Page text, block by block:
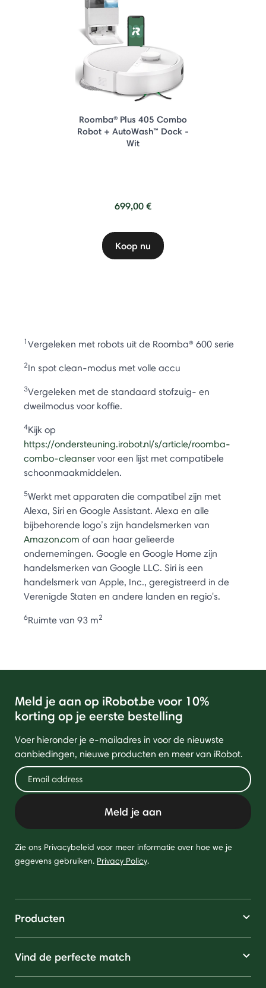
Roomba® Plus 405 Combo
Robot + AutoWash™ Dock -
Wit
699,00 €
Koop nu
1 Vergeleken met robots uit de Roomba® 600 serie
2In spot clean-modus met volle accu
3Vergeleken met de standaard stofzuig- en
dweilmodus voor koffie.
4Kijk op
https://ondersteuning.irobot.nl/s/article/roomba-
combo-cleanser voor een lijst met compatibele
schoonmaakmiddelen.
5Werkt met apparaten die compatibel zijn met
Alexa, Siri en Google Assistant. Alexa en alle
bijbehorende logo’s zijn handelsmerken van
Amazon.com of aan haar gelieerde
ondernemingen. Google en Google Home zijn
handelsmerken van Google LLC. Siri is een
handelsmerk van Apple, Inc., geregistreerd in de
Verenigde Staten en andere landen en regio's.
6Ruimte van 93 m2
Meld je aan op iRobot.be voor 10%
korting op je eerste bestelling
Voer hieronder je e-mailadres in voor de nieuwste
aanbiedingen, nieuwe producten en meer van iRobot.
Meld je aan
Zie ons Privacybeleid voor meer informatie over hoe we je
gegevens gebruiken. Privacy Policy.
Producten
Vind de perfecte match